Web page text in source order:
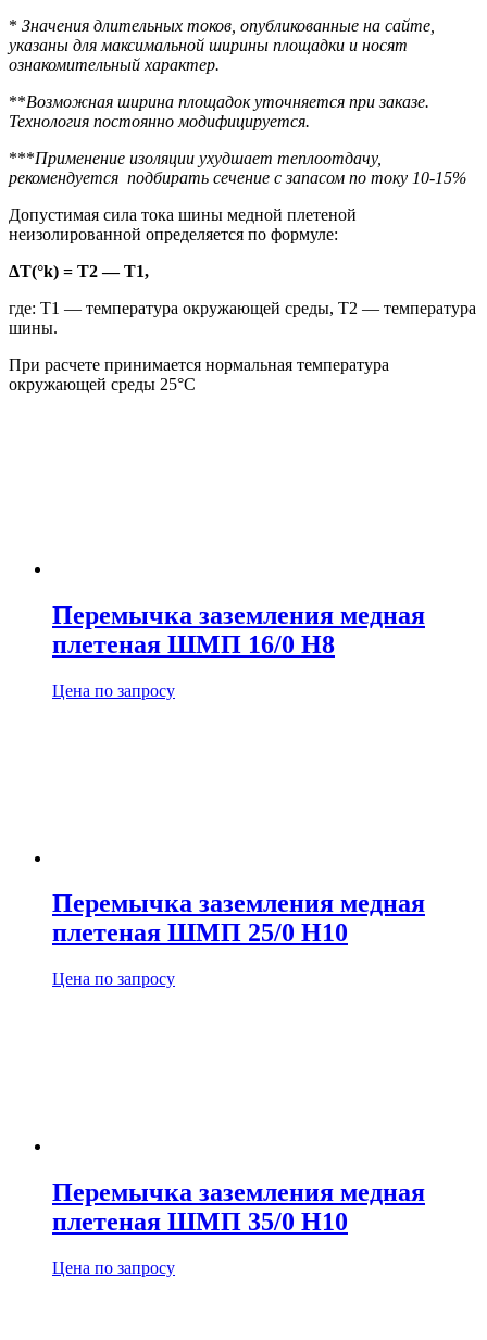
* Значения длительных токов, опубликованные на сайте,
указаны для максимальной ширины площадки и носят
ознакомительный характер.
**Возможная ширина площадок уточняется при заказе.
Технология постоянно модифицируется.
***Применение изоляции ухудшает теплоотдачу,
рекомендуется подбирать сечение с запасом по току 10-15%
Допустимая сила тока шины медной плетеной
неизолированной определяется по формуле:
ΔT(°k) = T2 — T1,
где: Т1 — температура окружающей среды, Т2 — температура
шины.
При расчете принимается нормальная температура
окружающей среды 25°С
Перемычка заземления медная
плетеная ШМП 16/0 H8
Цена по запросу
Перемычка заземления медная
плетеная ШМП 25/0 H10
Цена по запросу
Перемычка заземления медная
плетеная ШМП 35/0 H10
Цена по запросу